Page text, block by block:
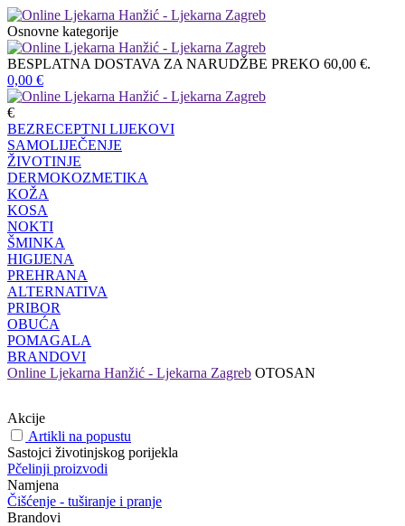
Osnovne kategorije
BESPLATNA DOSTAVA ZA NARUDŽBE PREKO 60,00 €.
0,00 €
€
BEZRECEPTNI LIJEKOVI
SAMOLIJEČENJE
ŽIVOTINJE
DERMOKOZMETIKA
KOŽA
KOSA
NOKTI
ŠMINKA
HIGIJENA
PREHRANA
ALTERNATIVA
PRIBOR
OBUĆA
POMAGALA
BRANDOVI
Online Ljekarna Hanžić - Ljekarna Zagreb OTOSAN
Akcije
Artikli na popustu
Sastojci životinjskog porijekla
Pčelinji proizvodi
Namjena
Čišćenje - tuširanje i pranje
Brandovi